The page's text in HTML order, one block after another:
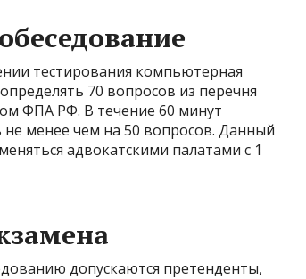
тестирования компьютерная
70 вопросов из перечня
ФПА РФ. В течение 60 минут
менее чем на 50 вопросов. Данный
адвокатскими палатами с 1
допускаются претенденты,